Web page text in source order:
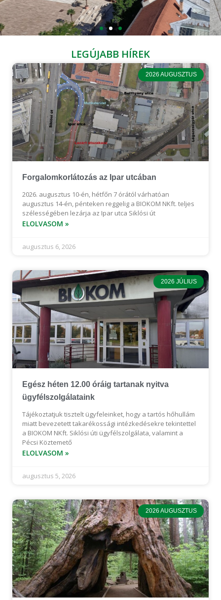
Nyári felkészülés a városban
Locsolás, zöldterület-karbantartás, nyári lomtalanítás – tudja
meg, mit teszünk most a városért.
Megnézem a híreket
LEGÚJABB HÍREK
2026 AUGUSZTUS
Forgalomkorlátozás az Ipar utcában
2026. augusztus 10-én, hétfőn 7 órától várhatóan
augusztus 14-én, pénteken reggelig a BIOKOM NKft. teljes
szélességében lezárja az Ipar utca Siklósi út
ELOLVASOM »
augusztus 6, 2026
2026 JÚLIUS
Egész héten 12.00 óráig tartanak nyitva
ügyfélszolgálataink
Tájékoztatjuk tisztelt ügyfeleinket, hogy a tartós hőhullám
miatt bevezetett takarékossági intézkedésekre tekintettel
a BIOKOM NKft. Siklósi úti ügyfélszolgálata, valamint a
Pécsi Köztemető
ELOLVASOM »
augusztus 5, 2026
2026 AUGUSZTUS